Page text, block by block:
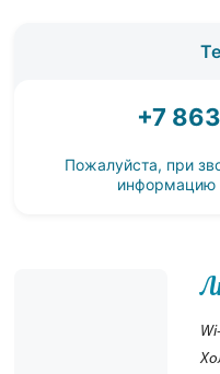
+7
Пожалуйста, при
информацию